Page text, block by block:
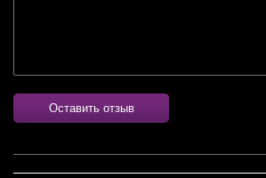
Оставить отзыв